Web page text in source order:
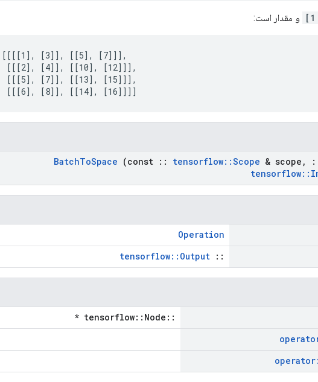
و مقدار است:
[[[[1], [3]], [[5], [7]]],
[[[2], [4]], [[10], [12]]],
[[[5], [7]], [[13], [15]]],
[[[6], [8]], [[14], [16]]]]
BatchToSpace (const :: tensorflow::Scope & scope ,
tensorflow::
Operation
::
tensorflow::Output
::tensorflow::Node *
operator